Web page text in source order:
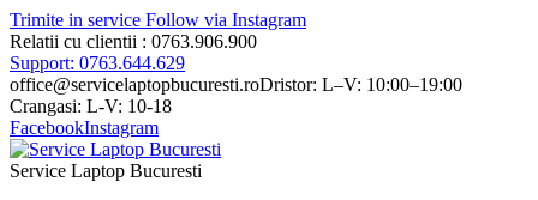
Trimite in service Follow via Instagram
Relatii cu clientii : 0763.906.900
Support: 0763.644.629
office@servicelaptopbucuresti.roDristor: L–V: 10:00–19:00
Crangasi: L-V: 10-18
FacebookInstagram
Service Laptop Bucuresti